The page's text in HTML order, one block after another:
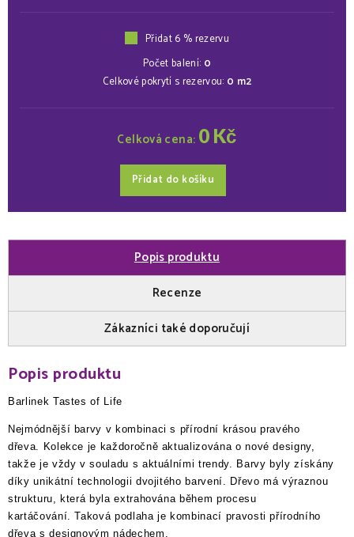
Přidat 6 % rezervu
Počet balení: 0
Celkové pokrytí s rezervou: 0 m2
Celková cena: 0Kč
Přidat do košíku
Popis produktu
Recenze
Zákazníci také doporučují
Popis produktu
Barlinek Tastes of Life
Nejmódnější barvy v kombinaci s přírodní krásou pravého
dřeva. Kolekce je každoročně aktualizována o nové designy,
takže je vždy v souladu s aktuálními trendy. Barvy byly získány
díky unikátní technologii dvojitého barvení. Dřevo má výraznou
strukturu, která byla extrahována během procesu
kartáčování. Taková podlaha je kombinací pravosti přírodního
dřeva s designovým nádechem.